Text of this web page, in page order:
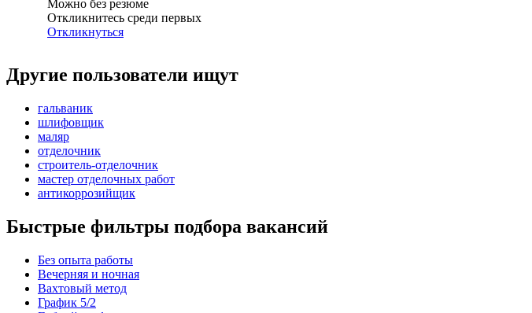
Можно без резюме
Откликнитесь среди первых
Откликнуться
Другие пользователи ищут
гальваник
шлифовщик
маляр
отделочник
строитель-отделочник
мастер отделочных работ
антикоррозийщик
Быстрые фильтры подбора вакансий
Без опыта работы
Вечерняя и ночная
Вахтовый метод
График 5/2